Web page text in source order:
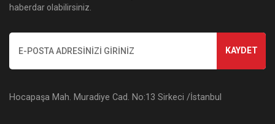
haberdar olabilirsiniz.
KAYDET
Hocapaşa Mah. Muradiye Cad. No:13 Sirkeci /İstanbul